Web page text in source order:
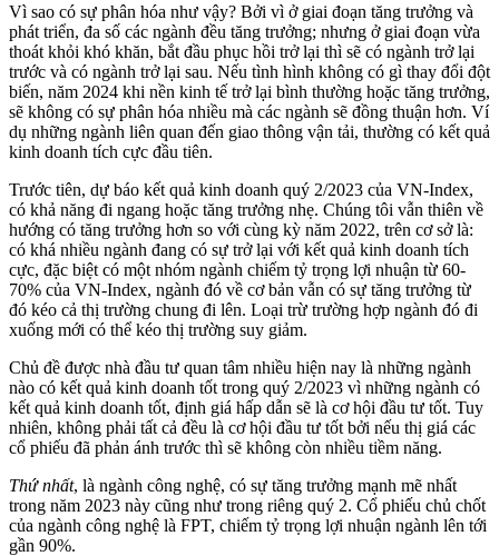
Vì sao có sự phân hóa như vậy? Bởi vì ở giai đoạn tăng trưởng và
phát triển, đa số các ngành đều tăng trưởng; nhưng ở giai đoạn vừa
thoát khỏi khó khăn, bắt đầu phục hồi trở lại thì sẽ có ngành trở lại
trước và có ngành trở lại sau. Nếu tình hình không có gì thay đổi đột
biến, năm 2024 khi nền kinh tế trở lại bình thường hoặc tăng trưởng,
sẽ không có sự phân hóa nhiều mà các ngành sẽ đồng thuận hơn. Ví
dụ những ngành liên quan đến giao thông vận tải, thường có kết quả
kinh doanh tích cực đầu tiên.
Trước tiên, dự báo kết quả kinh doanh quý 2/2023 của VN-Index,
có khả năng đi ngang hoặc tăng trưởng nhẹ. Chúng tôi vẫn thiên về
hướng có tăng trưởng hơn so với cùng kỳ năm 2022, trên cơ sở là:
có khá nhiều ngành đang có sự trở lại với kết quả kinh doanh tích
cực, đặc biệt có một nhóm ngành chiếm tỷ trọng lợi nhuận từ 60-
70% của VN-Index, ngành đó về cơ bản vẫn có sự tăng trưởng từ
đó kéo cả thị trường chung đi lên. Loại trừ trường hợp ngành đó đi
xuống mới có thể kéo thị trường suy giảm.
Chủ đề được nhà đầu tư quan tâm nhiều hiện nay là những ngành
nào có kết quả kinh doanh tốt trong quý 2/2023 vì những ngành có
kết quả kinh doanh tốt, định giá hấp dẫn sẽ là cơ hội đầu tư tốt. Tuy
nhiên, không phải tất cả đều là cơ hội đầu tư tốt bởi nếu thị giá các
cổ phiếu đã phản ánh trước thì sẽ không còn nhiều tiềm năng.
Thứnhất, là ngành công nghệ, có sự tăng trưởng mạnh mẽ nhất
trong năm 2023 này cũng như trong riêng quý 2. Cổ phiếu chủ chốt
của ngành công nghệ là FPT, chiếm tỷ trọng lợi nhuận ngành lên tới
gần 90%.